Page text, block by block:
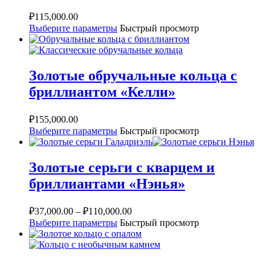
₽115,000.00
Выберите параметры Быстрый просмотр
Золотые обручальные кольца с
бриллиантом «Келли»
₽155,000.00
Выберите параметры Быстрый просмотр
Золотые серьги с кварцем и
бриллиантами «Нэнья»
₽37,000.00 – ₽110,000.00
Выберите параметры Быстрый просмотр